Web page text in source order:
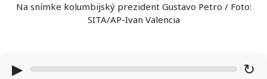
Na snímke kolumbijský prezident Gustavo Petro / Foto:
SITA/AP-Ivan Valencia
▶ ↻